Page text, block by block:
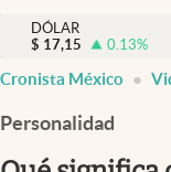
Dólar y mercados
DÓLAR
$ 17,15 0.13%
Cronista México
Personalidad